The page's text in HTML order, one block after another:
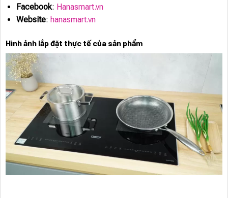
Facebook: Hanasmart.vn
Website: hanasmart.vn
Hình ảnh lắp đặt thực tế của sản phẩm